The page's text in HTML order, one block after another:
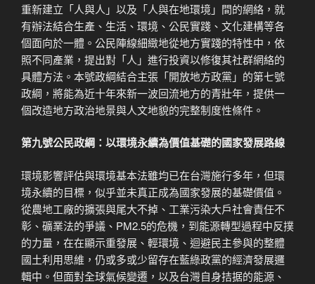
重新建立「人與人」以及「人與在地環境」間的網絡，就
有辦法結合生產、生活、環境、公民實踐、文化建構等各
個面向於一體。公民陣線細緻地從地方實踐的特性中，依
照不同產業，提出對「人」進行投資以修復其社群網絡的
具體方法。本號政綱結合主張「開放地方政黨」的第七號
政綱，將能為近十年來新一波回流地方的青壯年，提供一
個改造地方政治地景與人文地貌的完整制度性條件。
第九號公民政綱：以環境永續為價值基礎的國家發展路線
環境影響評估與環境基本法雖均已在台灣施行多年，但環
境永續的目標，似乎並未真正成為國家發展的基礎價值。
從農地工廠的擴張與尾大不掉、工業污染大戶社會責任不
彰、礦業法的爭議、PM2.5的危機，到能源轉型過程中反撲
的力量，在在顯示重發展、輕環境、迴避民主參與的整體
國土利用思維，仍或多或少留存在藍綠政黨的經濟發展邏
輯中。但面對全球氣候變遷，以及台灣自身拮据的能源、